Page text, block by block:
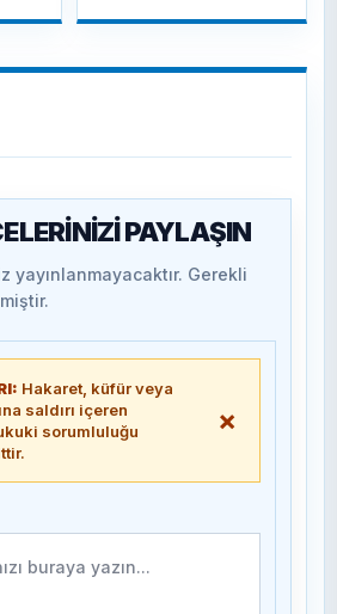
PAYLAŞIN
yayınlanmayacaktır. Gerekli
Hakaret, küfür veya
saldırı içeren
sorumluluğu
×